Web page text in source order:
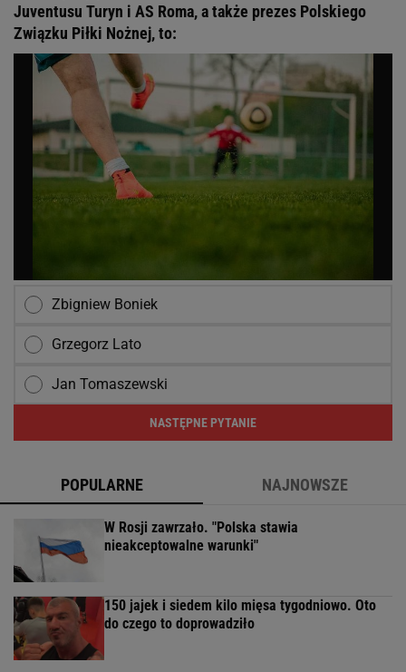
Juventusu Turyn i AS Roma, a także prezes Polskiego
Związku Piłki Nożnej, to:
Zbigniew Boniek
Grzegorz Lato
Jan Tomaszewski
NASTĘPNE PYTANIE
POPULARNE NAJNOWSZE
W Rosji zawrzało. "Polska stawia
nieakceptowalne warunki"
150 jajek i siedem kilo mięsa tygodniowo. Oto
do czego to doprowadziło